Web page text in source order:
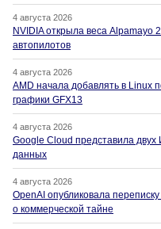
4 августа 2026
NVIDIA открыла веса
автопилотов
4 августа 2026
AMD начала добавлять в Linux
графики GFX13
4 августа 2026
Google Cloud представила
данных
4 августа 2026
OpenAI опубликовала
о коммерческой тайне